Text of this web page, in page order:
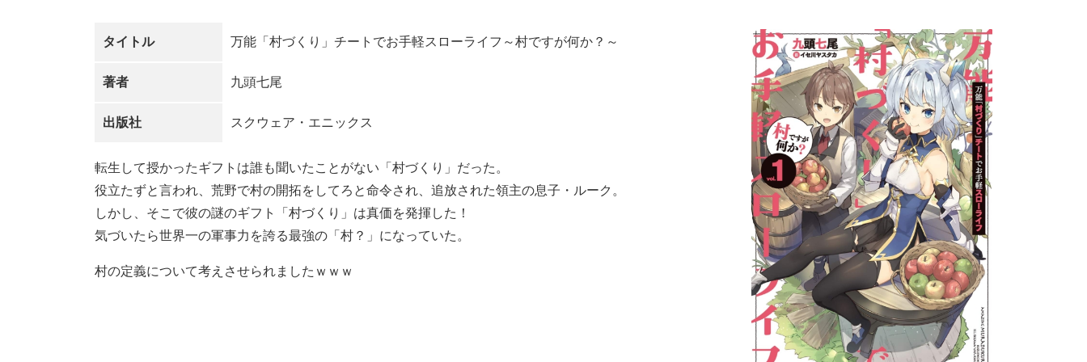
タイトル 万能「村づくり」チートでお手軽スローライフ～村ですが何か？～
著者 九頭七尾
出版社 スクウェア・エニックス
転生して授かったギフトは誰も聞いたことがない「村づくり」だった。
役立たずと言われ、荒野で村の開拓をしてろと命令され、追放された領主の息子・ルーク。
しかし、そこで彼の謎のギフト「村づくり」は真価を発揮した！
気づいたら世界一の軍事力を誇る最強の「村？」になっていた。
村の定義について考えさせられましたｗｗｗ